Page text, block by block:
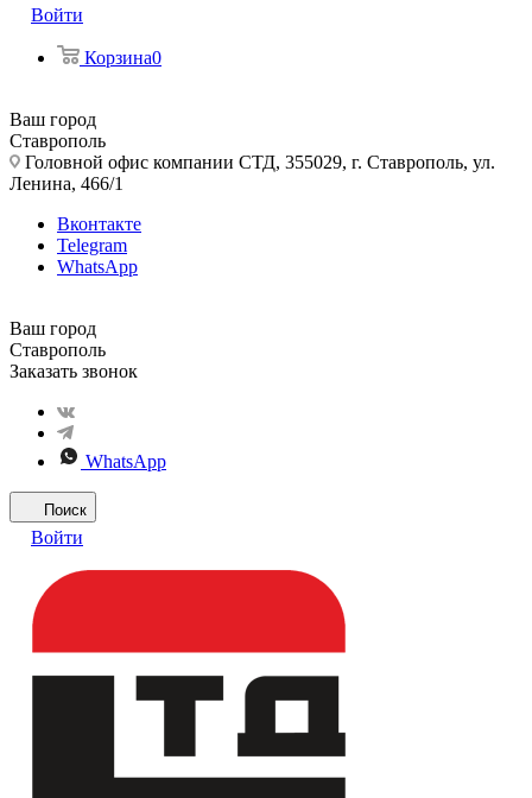
Войти
Корзина0
Ваш город
Ставрополь
Головной офис компании СТД, 355029, г. Ставрополь, ул.
Ленина, 466/1
Вконтакте
Telegram
WhatsApp
Ваш город
Ставрополь
Заказать звонок
WhatsApp
Поиск
Войти